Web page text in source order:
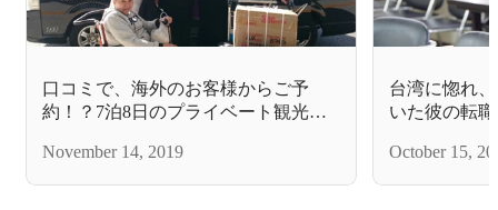
口コミで、海外のお客様からご予
約！？7泊8日のプライベート観光ツ
November 14, 2019
台湾に惚れ
いた彼の転
October 15,